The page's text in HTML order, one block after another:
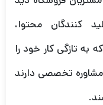
کنندگان محتوا،
تازگی کار خود را
مشاوره تخصصی دارند